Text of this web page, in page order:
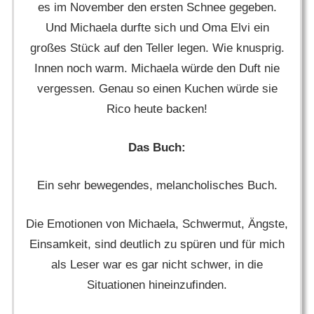
es im November den ersten Schnee gegeben.
Und Michaela durfte sich und Oma Elvi ein
großes Stück auf den Teller legen. Wie knusprig.
Innen noch warm. Michaela würde den Duft nie
vergessen. Genau so einen Kuchen würde sie
Rico heute backen!
Das Buch:
Ein sehr bewegendes, melancholisches Buch.
Die Emotionen von Michaela, Schwermut, Ängste,
Einsamkeit, sind deutlich zu spüren und für mich
als Leser war es gar nicht schwer, in die
Situationen hineinzufinden.